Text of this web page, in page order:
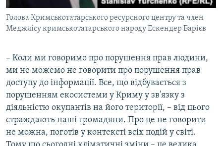
Голова Кримськотатарського ресурсного центру та член
Меджлісу кримськотатарського народу Ескендер Барієв
– Коли ми говоримо про порушення прав людини,
ми не можемо не говорити про порушення прав
доступу до інформації. Все, що відбувається з
порушенням екосистеми у Криму у зв'язку з
діяльністю окупантів на його території, – від цього
страждають наші громадяни. Про це не говорити
не можна, поготів у контексті всіх подій у світі.